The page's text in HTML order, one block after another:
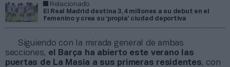
Relacionado
El Real Madrid destina 3,4 millones a su debut en el
femenino y crea su ‘propia’ ciudad deportiva
Siguiendo con la mirada general de ambas
secciones, el Barça ha abierto este verano las
puertas de La Masia a sus primeras residentes, con